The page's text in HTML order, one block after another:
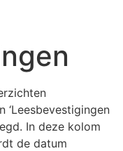
‘Leesbevestigingen
In deze kolom
de datum